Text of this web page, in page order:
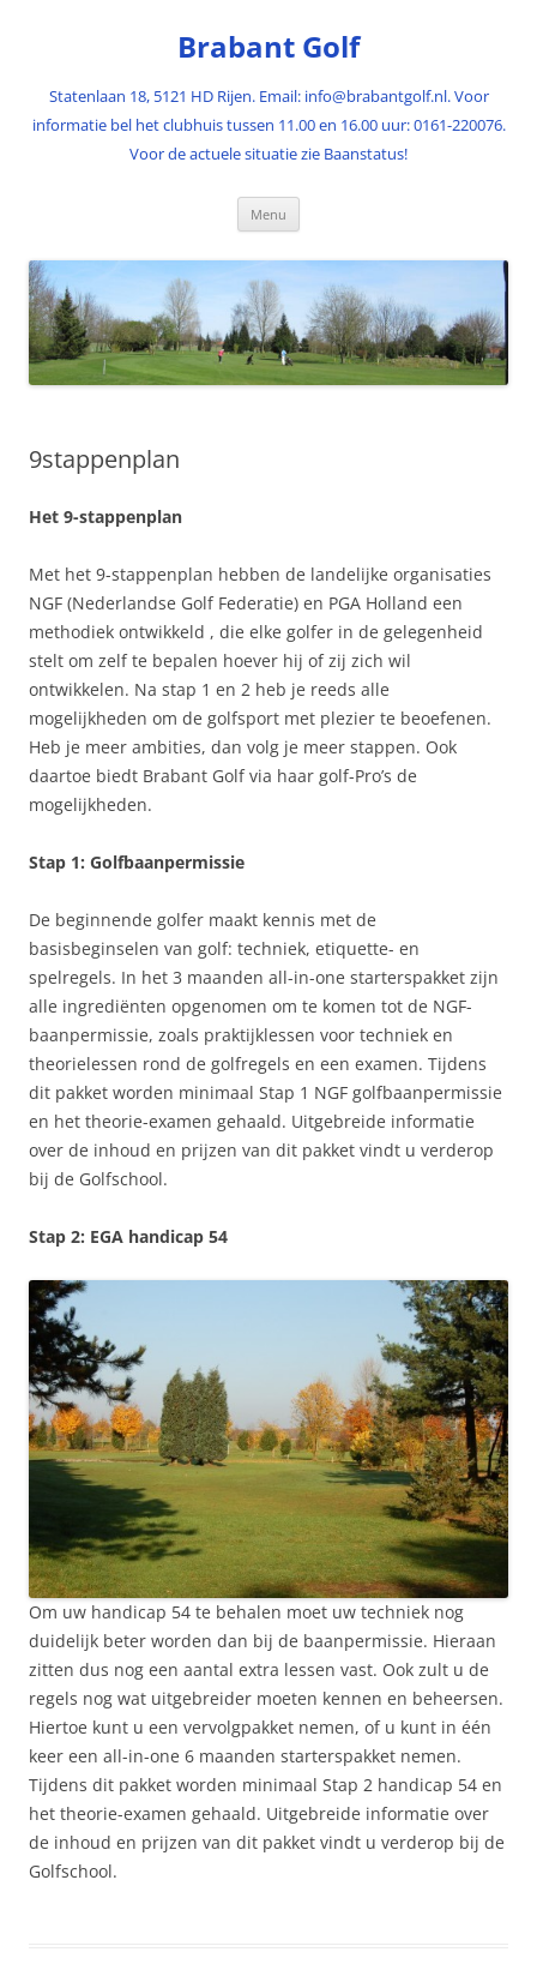
Brabant Golf
Statenlaan 18, 5121 HD Rijen. Email: info@brabantgolf.nl. Voor
informatie bel het clubhuis tussen 11.00 en 16.00 uur: 0161-220076.
Voor de actuele situatie zie Baanstatus!
Menu
9stappenplan
Het 9-stappenplan
Met het 9-stappenplan hebben de landelijke organisaties
NGF (Nederlandse Golf Federatie) en PGA Holland een
methodiek ontwikkeld , die elke golfer in de gelegenheid
stelt om zelf te bepalen hoever hij of zij zich wil
ontwikkelen. Na stap 1 en 2 heb je reeds alle
mogelijkheden om de golfsport met plezier te beoefenen.
Heb je meer ambities, dan volg je meer stappen. Ook
daartoe biedt Brabant Golf via haar golf-Pro’s de
mogelijkheden.
Stap 1: Golfbaanpermissie
De beginnende golfer maakt kennis met de
basisbeginselen van golf: techniek, etiquette- en
spelregels. In het 3 maanden all-in-one starterspakket zijn
alle ingrediënten opgenomen om te komen tot de NGF-
baanpermissie, zoals praktijklessen voor techniek en
theorielessen rond de golfregels en een examen. Tijdens
dit pakket worden minimaal Stap 1 NGF golfbaanpermissie
en het theorie-examen gehaald. Uitgebreide informatie
over de inhoud en prijzen van dit pakket vindt u verderop
bij de Golfschool.
Stap 2: EGA handicap 54
Om uw handicap 54 te behalen moet uw techniek nog
duidelijk beter worden dan bij de baanpermissie. Hieraan
zitten dus nog een aantal extra lessen vast. Ook zult u de
regels nog wat uitgebreider moeten kennen en beheersen.
Hiertoe kunt u een vervolgpakket nemen, of u kunt in één
keer een all-in-one 6 maanden starterspakket nemen.
Tijdens dit pakket worden minimaal Stap 2 handicap 54 en
het theorie-examen gehaald. Uitgebreide informatie over
de inhoud en prijzen van dit pakket vindt u verderop bij de
Golfschool.